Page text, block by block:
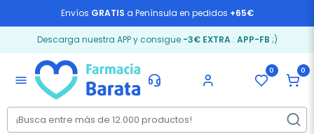
Envíos GRATIS a Península en pedidos +65€
Descarga nuestra APP y consigue -3€ EXTRA: APP-FB ;)
menu
0 0